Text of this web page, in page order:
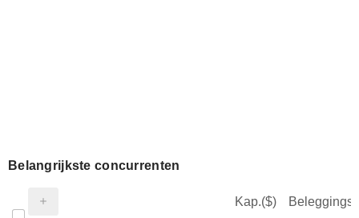
Belangrijkste concurrenten
Kap.($) Beleggings